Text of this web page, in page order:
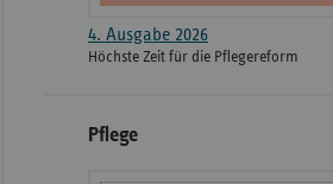
4. Ausgabe 2026
Höchste Zeit für die Pflegereform
Pflege